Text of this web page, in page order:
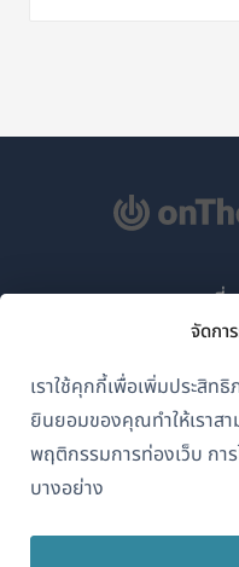
จัดกา
เราใช้คุกกี้เพื่อเพิ่มประสิท
ยินยอมของคุณทำให้เราส
พฤติกรรมการท่องเว็บ ก
บางอย่าง
เกี่
GDPR และ
เข้า